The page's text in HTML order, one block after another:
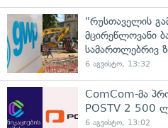
"რუსთაველის
მცირეწლოვანი
სამართლებრივ
6 აგვისტო, 13:32
ComCom-მა
POSTV 2 500
6 აგვისტო, 13:02